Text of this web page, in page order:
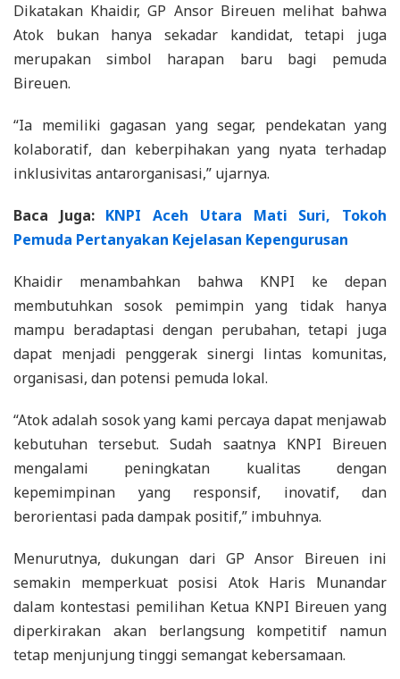
Dikatakan Khaidir, GP Ansor Bireuen melihat bahwa
Atok bukan hanya sekadar kandidat, tetapi juga
merupakan simbol harapan baru bagi pemuda
Bireuen.
“Ia memiliki gagasan yang segar, pendekatan yang
kolaboratif, dan keberpihakan yang nyata terhadap
inklusivitas antarorganisasi,” ujarnya.
Baca Juga: KNPI Aceh Utara Mati Suri, Tokoh
Pemuda Pertanyakan Kejelasan Kepengurusan
Khaidir menambahkan bahwa KNPI ke depan
membutuhkan sosok pemimpin yang tidak hanya
mampu beradaptasi dengan perubahan, tetapi juga
dapat menjadi penggerak sinergi lintas komunitas,
organisasi, dan potensi pemuda lokal.
“Atok adalah sosok yang kami percaya dapat menjawab
kebutuhan tersebut. Sudah saatnya KNPI Bireuen
mengalami peningkatan kualitas dengan
kepemimpinan yang responsif, inovatif, dan
berorientasi pada dampak positif,” imbuhnya.
Menurutnya, dukungan dari GP Ansor Bireuen ini
semakin memperkuat posisi Atok Haris Munandar
dalam kontestasi pemilihan Ketua KNPI Bireuen yang
diperkirakan akan berlangsung kompetitif namun
tetap menjunjung tinggi semangat kebersamaan.